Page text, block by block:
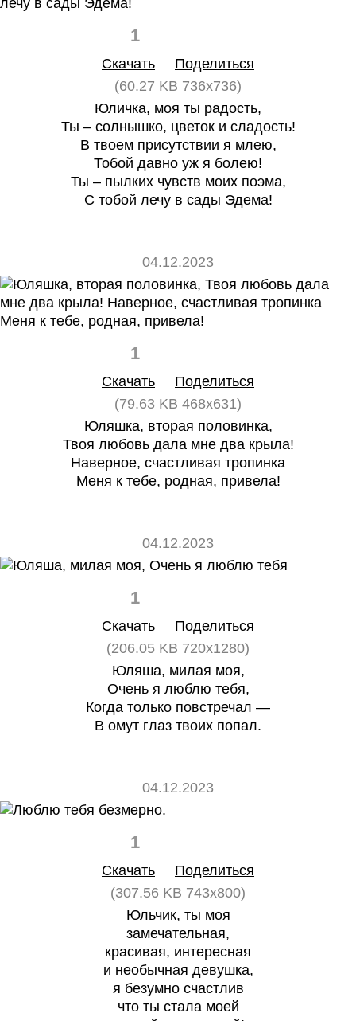
1
Скачать
Поделиться
(60.27 KB 736x736)
Юличка, моя ты радость,
Ты – солнышко, цветок и сладость!
В твоем присутствии я млею,
Тобой давно уж я болею!
Ты – пылких чувств моих поэма,
С тобой лечу в сады Эдема!
04.12.2023
1
Скачать
Поделиться
(79.63 KB 468x631)
Юляшка, вторая половинка,
Твоя любовь дала мне два крыла!
Наверное, счастливая тропинка
Меня к тебе, родная, привела!
04.12.2023
1
Скачать
Поделиться
(206.05 KB 720x1280)
Юляша, милая моя,
Очень я люблю тебя,
Когда только повстречал —
В омут глаз твоих попал.
04.12.2023
1
Скачать
Поделиться
(307.56 KB 743x800)
Юльчик, ты моя
замечательная,
красивая, интересная
и необычная девушка,
я безумно счастлив
что ты стала моей